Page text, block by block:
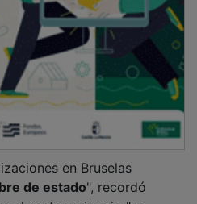
de estado", recordó
el sector primario "no